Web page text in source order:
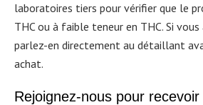
laboratoires tiers pour vérifier que le
THC ou à faible teneur en THC. Si
parlez-en directement au détaillant
achat.
Rejoignez-nous pour